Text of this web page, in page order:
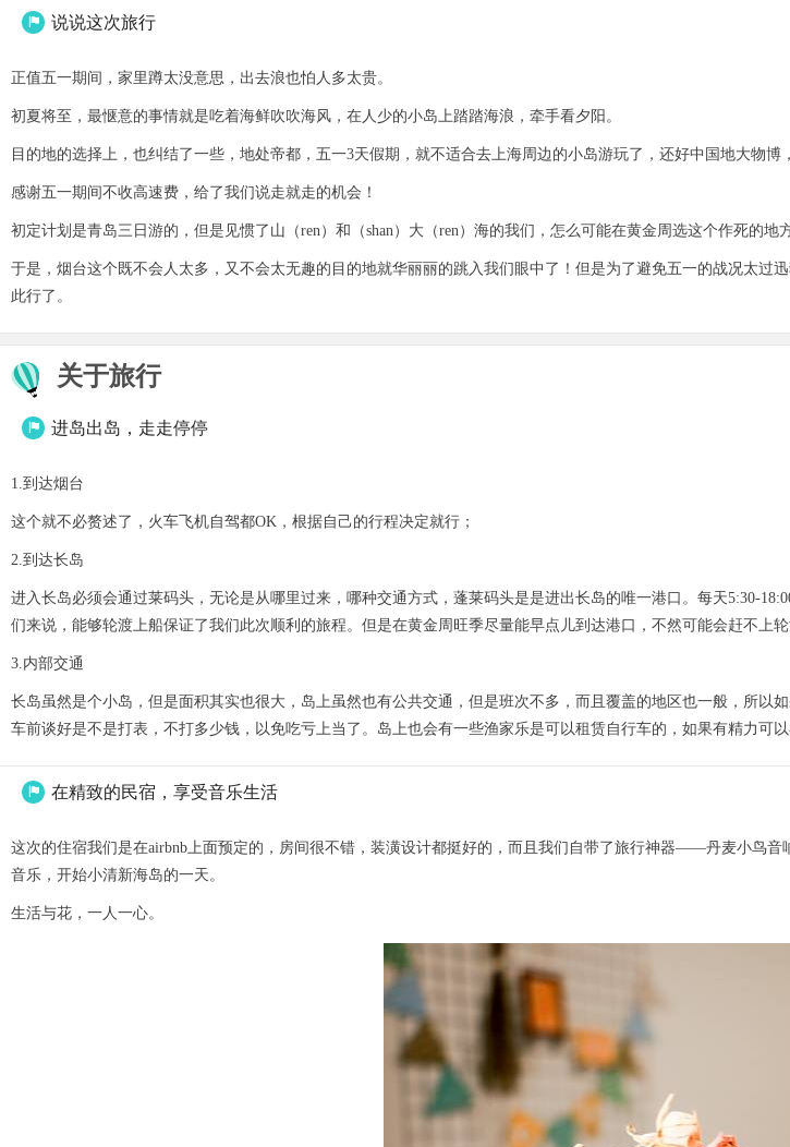
 说说这次旅行
正值五一期间，家里蹲太没意思，出去浪也怕人多太贵。
初夏将至，最惬意的事情就是吃着海鲜吹吹海风，在人少的小岛上踏踏海浪，牵手看夕阳。
目的地的选择上，也纠结了一些，地处帝都，五一3天假期，就不适合去上海周边的小岛游玩了，还好中国地大物博
感谢五一期间不收高速费，给了我们说走就走的机会！
初定计划是青岛三日游的，但是见惯了山（ren）和（shan）大（ren）海的我们，怎么可能在黄金周选这个作死的
于是，烟台这个既不会人太多，又不会太无趣的目的地就华丽丽的跳入我们眼中了！但是为了避免五一的战况太
此行了。
关于旅行
 进岛出岛，走走停停
1.到达烟台
这个就不必赘述了，火车飞机自驾都OK，根据自己的行程决定就行；
2.到达长岛
进入长岛必须会通过莱码头，无论是从哪里过来，哪种交通方式，蓬莱码头是是进出长岛的唯一港口。每天5:30-
们来说，能够轮渡上船保证了我们此次顺利的旅程。但是在黄金周旺季尽量能早点儿到达港口，不然可能会赶不上轮
3.内部交通
长岛虽然是个小岛，但是面积其实也很大，岛上虽然也有公共交通，但是班次不多，而且覆盖的地区也一般，所
车前谈好是不是打表，不打多少钱，以免吃亏上当了。岛上也会有一些渔家乐是可以租赁自行车的，如果有精力可
 在精致的民宿，享受音乐生活
这次的住宿我们是在airbnb上面预定的，房间很不错，装潢设计都挺好的，而且我们自带了旅行神器——丹麦小鸟
音乐，开始小清新海岛的一天。
生活与花，一人一心。